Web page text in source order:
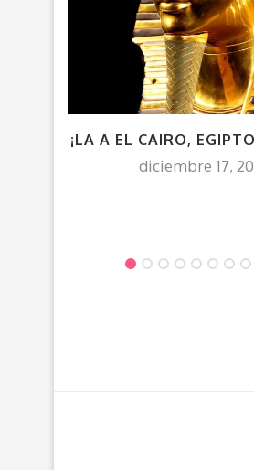
¡LA A EL CAIRO,
diciembre 17,